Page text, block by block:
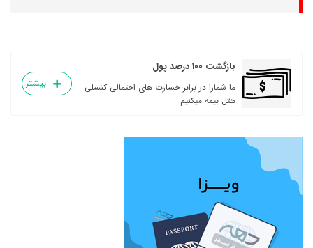
بازگشت ۱۰۰ درصد پول
ما شمارا در برابر خسارت های احتمالی کنسلی
هتل بیمه میکنیم
بیشتر